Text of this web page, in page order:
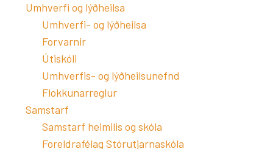
Umhverfi og lýðheilsa
Umhverfi- og lýðheilsa
Forvarnir
Útiskóli
Umhverfis- og lýðheilsunefnd
Flokkunarreglur
Samstarf
Samstarf heimilis og skóla
Foreldrafélag Stórutjarnaskóla